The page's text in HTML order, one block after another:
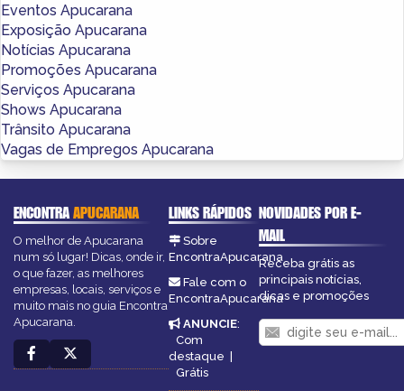
Eventos Apucarana
Exposição Apucarana
Notícias Apucarana
Promoções Apucarana
Serviços Apucarana
Shows Apucarana
Trânsito Apucarana
Vagas de Empregos Apucarana
ENCONTRAAPUCARANA
O melhor de Apucarana
num só lugar! Dicas, onde ir,
o que fazer, as melhores
empresas, locais, serviços e
muito mais no guia Encontra
Apucarana.
LINKS RÁPIDOS
Sobre
EncontraApucarana
Fale com o
EncontraApucarana
ANUNCIE:
Com
destaque
Grátis
NOVIDADES POR E-
MAIL
Receba grátis as
principais notícias,
dicas e promoções